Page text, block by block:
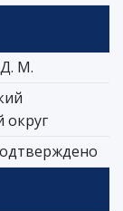
М.
округ